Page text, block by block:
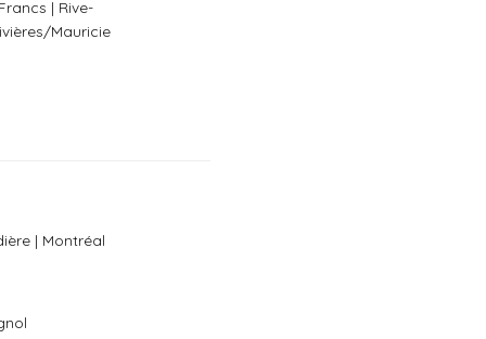
| Rive-
Mauricie
| Montréal